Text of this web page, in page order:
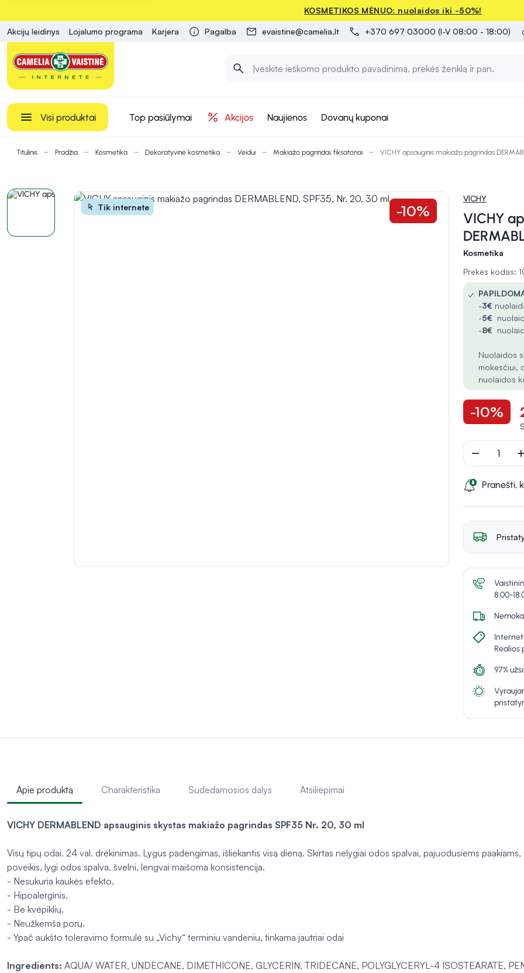
KOSMETIKOS MĖNUO: nuolaidos iki -50%!
Akcijų leidinys Lojalumo programa Karjera Pagalba evaistine@camelia.lt +370 697 03000 (I-V 08:00 - 18:00)
Visi produktai Top pasiūlymai Akcijos Naujienos Dovanų kuponai
Titulinis Pradžia Kosmetika Dekoratyvinė kosmetika Veidui Makiažo pagrindai, fiksatoriai VICHY apsauginis makiažo pagrindas
Tik internete -10%
VICHY
VICHY
Kosmetika
Prekės kodas:
✓
-3€
-5€
-8€
Nuolaidos
mokesčiui,
nuolaidos
-10%
remove
Pranešti,
8:00-
Realios
97%
Apie produktą Charakteristika Sudedamosios dalys Atsiliepimai
VICHY DERMABLEND apsauginis skystas makiažo pagrindas SPF35 Nr. 20, 30 ml
Visų tipų odai. 24 val. drėkinimas. Lygus padengimas, išliekantis visą dieną. Skirtas nelygiai odos spalvai, pajuodusiems
poveikis, lygi odos spalva, švelni, lengvai maišoma konsistencija.
- Nesukuria kaukės efekto.
- Hipoalerginis.
- Be kvėpiklių.
- Neužkemša porų.
- Ypač aukšto toleravimo formulė su „Vichy“ terminiu vandeniu, tinkama jautriai odai
Ingredients: AQUA/ WATER, UNDECANE, DIMETHICONE, GLYCERIN, TRIDECANE, POLYGLYCERYL-4 ISOSTEARATE,